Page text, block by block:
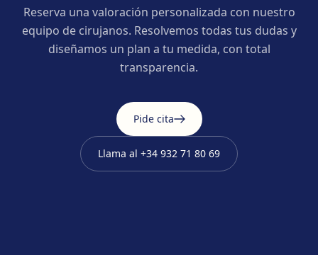
Reserva una valoración personalizada con nuestro
equipo de cirujanos. Resolvemos todas tus dudas y
diseñamos un plan a tu medida, con total
transparencia.
Pide cita
Llama al +34 932 71 80 69